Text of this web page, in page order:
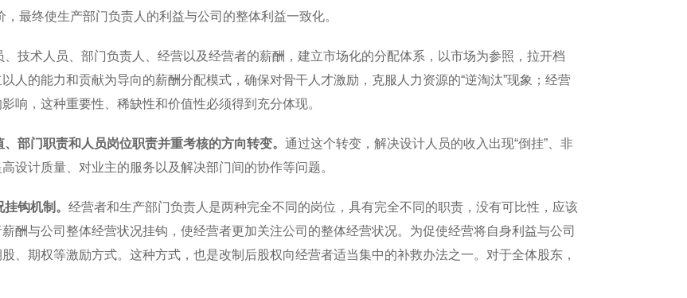
最终使生产部门负责人的利益与公司的整体利益一致化。
、技术人员、部门负责人、经营以及经营者的薪酬，建立市场化的分配体系，以市场为参照，拉开档
人的能力和贡献为导向的薪酬分配模式，确保对骨干人才激励，克服人力资源的“逆淘汰”现象；经营
响，这种重要性、稀缺性和价值性必须得到充分体现。
部门职责和人员岗位职责并重考核的方向转变。 通过这个转变，解决设计人员的收入出现“倒挂”、非
设计质量、对业主的服务以及解决部门间的协作等问题。
钩机制。 经营者和生产部门负责人是两种完全不同的岗位，具有完全不同的职责，没有可比性，应该
酬与公司整体经营状况挂钩，使经营者更加关注公司的整体经营状况。为促使经营将自身利益与公司
、期权等激励方式。这种方式，也是改制后股权向经营者适当集中的补救办法之一。对于全体股东，